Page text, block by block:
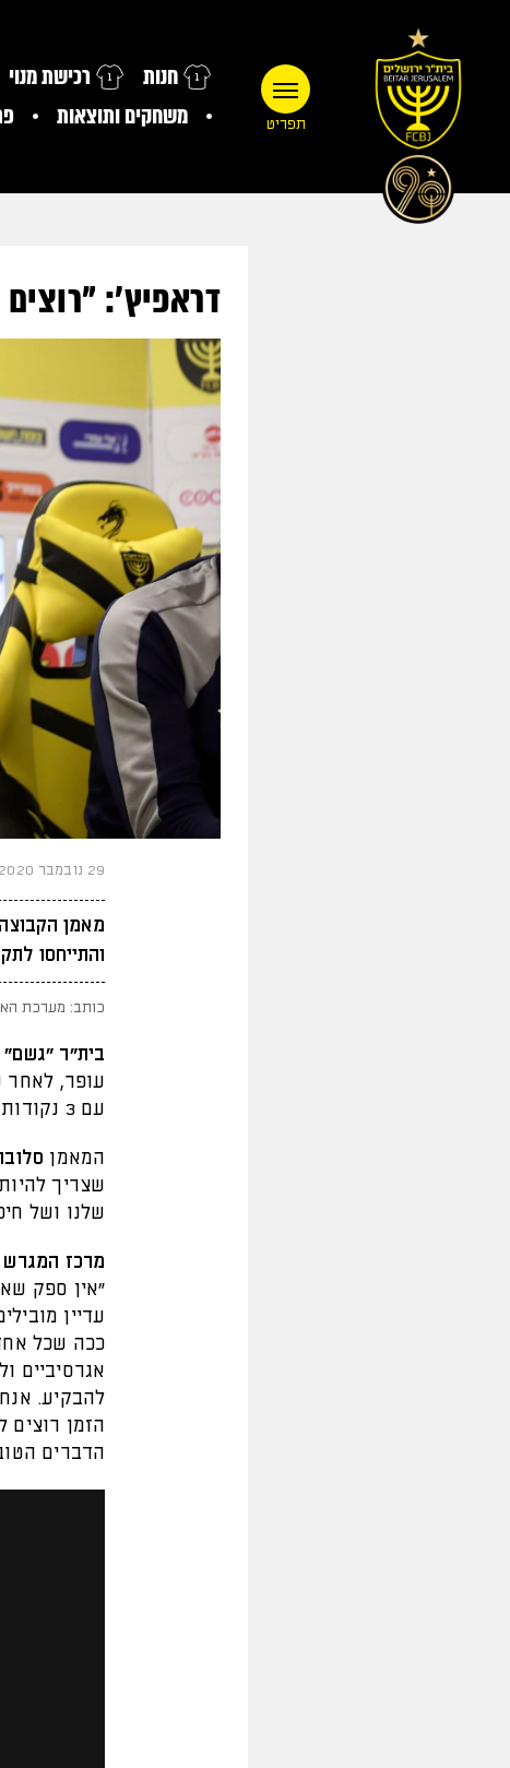
תפריט
חנות רכישת מנוי
משחקים ותוצאות
דראפיץ': "רוצים
29 נובמבר 2020
מאמן
והתייחסו
כותב: מערכת
בית"ר "גשם"
עופר, לאחר
עם 3 נקודות חשובות לקראת ההמשך.
המאמן
שצריך
שלנו ושל
מרכז
"אין ספק
עדיין
ככה שכל אחד
אגרסיביים
להבקיע.
הזמן רוצים
הדברים